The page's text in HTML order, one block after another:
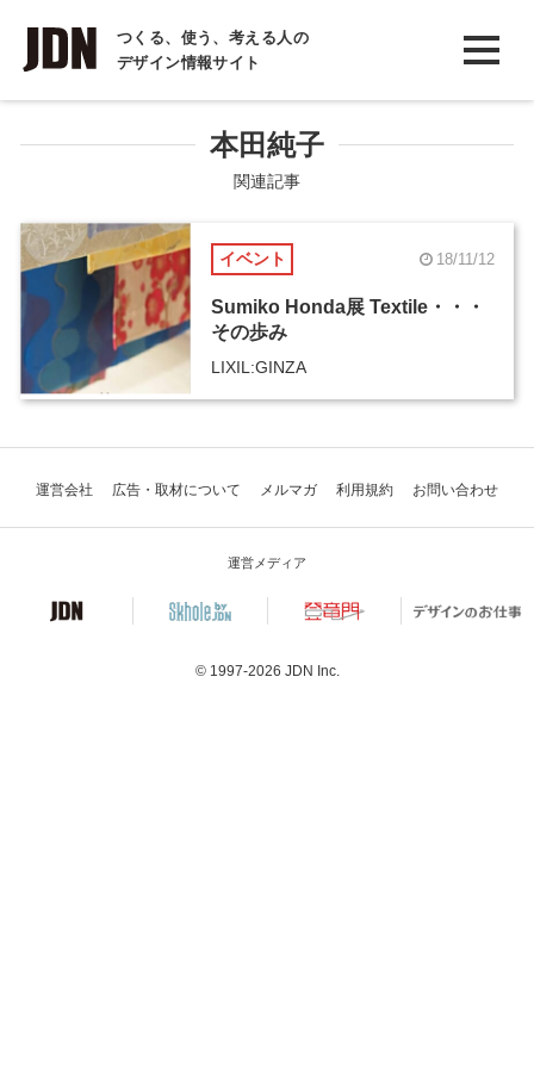
つくる、使う、考える人の
デザイン情報サイト
INTERVIEW
インタビュー
COLUMN
コラム
本田純子
関連記事
イベント 18/11/12
Sumiko Honda展 Textile・・・
その歩み
LIXIL:GINZA
運営会社 広告・取材について メルマガ 利用規約 お問い合わせ
運営メディア
© 1997-2026 JDN Inc.